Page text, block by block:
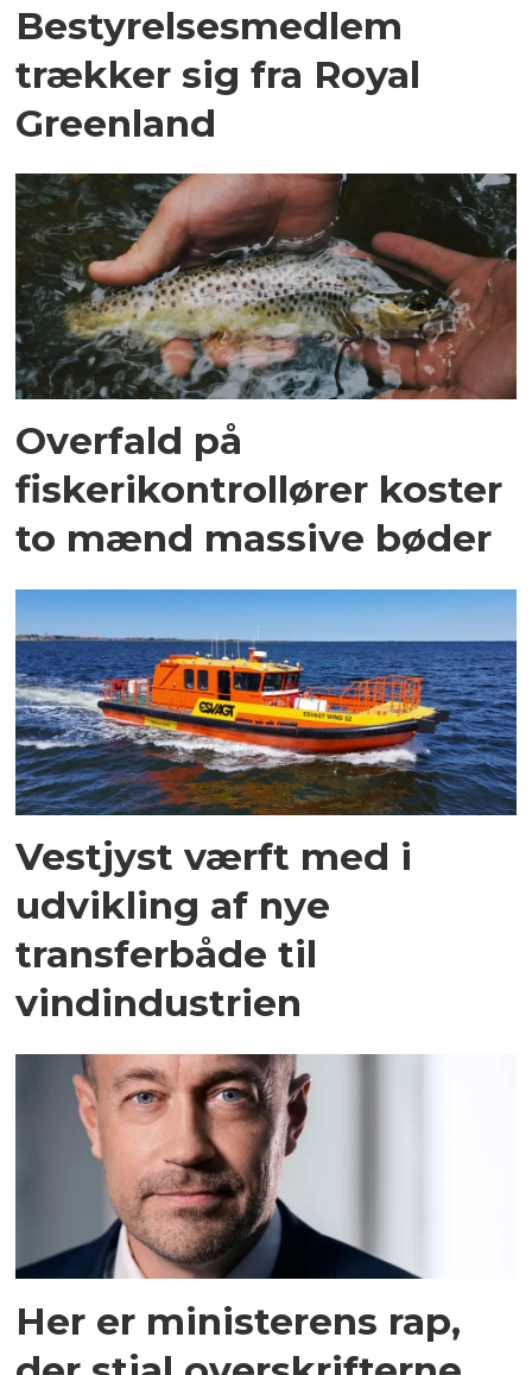
Bestyrelsesmedlem
trækker sig fra Royal
Greenland
Overfald på
fiskerikontrollører koster
to mænd massive bøder
Vestjyst værft med i
udvikling af nye
transferbåde til
vindindustrien
Her er ministerens rap,